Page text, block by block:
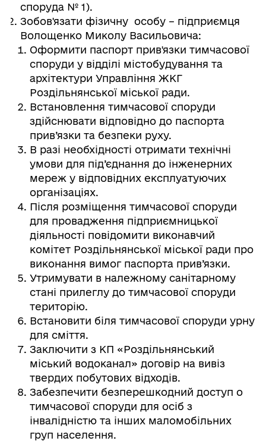
споруда № 1).
Зобов'язати фізичну особу – підприємця
Волощенко Миколу Васильовича:
Оформити паспорт прив'язки тимчасової
споруди у відділі містобудування та
архітектури Управління ЖКГ
Роздільнянської міської ради.
Встановлення тимчасової споруди
здійснювати відповідно до паспорта
прив’язки та безпеки руху.
В разі необхідності отримати технічні
умови для під’єднання до інженерних
мереж у відповідних експлуатуючих
організаціях.
Після розміщення тимчасової споруди
для провадження підприємницької
діяльності повідомити виконавчий
комітет Роздільнянської міської ради про
виконання вимог паспорта прив’язки.
Утримувати в належному санітарному
стані прилеглу до тимчасової споруди
територію.
Встановити біля тимчасової споруди урну
для сміття.
Заключити з КП «Роздільнянський
міський водоканал» договір на вивіз
твердих побутових відходів.
Забезпечити безперешкодний доступ о
тимчасової споруди для осіб з
інвалідністю та інших маломобільних
груп населення.